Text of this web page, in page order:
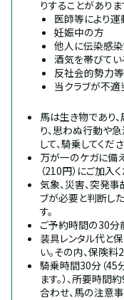
りすることがありま
医師等により
妊娠中の方
他人に伝染感
酒気を帯びてい
反社会的勢力
当クラブが不
馬は生き物であり
り、思わぬ行動や
して、騎乗してくださ
万が一のケガに備
（210円）にご加入く
気象、災害、突発
ブが必要と判断し
す。
ご予約時間の30分
装具レンタル代と
い。その内、保険
騎乗時間30分（45
ます。）、所要時
合わせ、馬の注意事